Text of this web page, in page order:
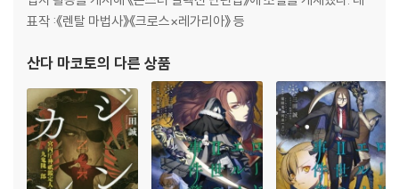
표작 :《렌탈 마법사》《크로스×레가리아》 등
산다 마코토의 다른 상품